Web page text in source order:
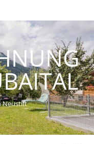
Neustift